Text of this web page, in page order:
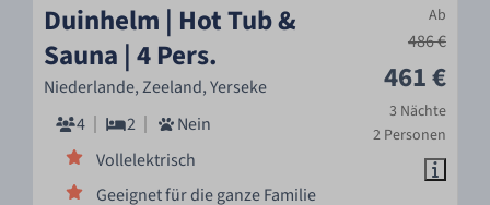
Ab
486 €
461 €
3 Nächte
2 Personen
Duinhelm | Hot Tub &
Sauna | 4 Pers.
Niederlande, Zeeland, Yerseke
4
2
Nein
Vollelektrisch
Geeignet für die ganze Familie